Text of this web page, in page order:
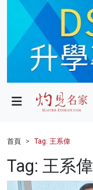
政局
財經
健康
首頁 Tag: 王系偉
Tag: 王系偉